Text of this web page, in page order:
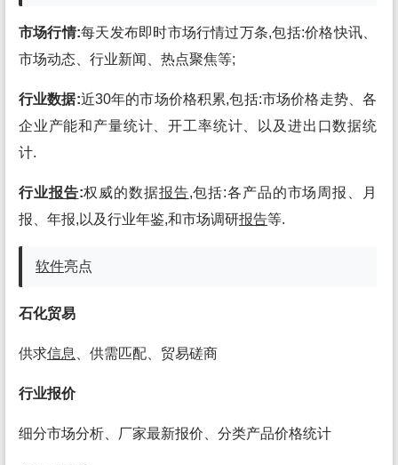
市场行情:每天发布即时市场行情过万条,包括:价格快讯、
市场动态、行业新闻、热点聚焦等;
行业数据:近30年的市场价格积累,包括:市场价格走势、各
企业产能和产量统计、开工率统计、以及进出口数据统
计.
行业报告:权威的数据报告,包括:各产品的市场周报、月
报、年报,以及行业年鉴,和市场调研报告等.
软件亮点
石化贸易
供求信息 、供需匹配、贸易磋商
行业报价
细分市场分析、厂家最新报价、分类产品价格统计